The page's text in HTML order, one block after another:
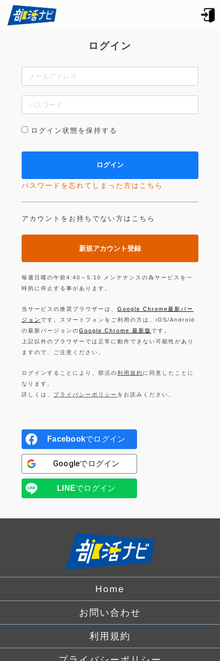
ログイン
ログイン状態を保持する
パスワードを忘れてしまった方はこちら
アカウントをお持ちでない方はこちら
新規アカウント登録
毎週日曜の午前4:40～5:10 メンテナンスの為サービスを一
時的に停止する事があります。
当サービスの推奨ブラウザーは、 Google Chrome最新バー
ジョン です。スマートフォンをご利用の方は、iOS/Android
の最新バージョンのGoogle Chrome 最新版 です。
上記以外のブラウザーでは正常に動作できない可能性があり
ますので、ご注意ください。
ログインすることにより、部活の利用規約 に同意したことに
なります。
詳しくは、 プライバシーポリシー をお読みください。
Facebookでログイン
Googleでログイン
LINEでログイン
Home
お問い合わせ
利用規約